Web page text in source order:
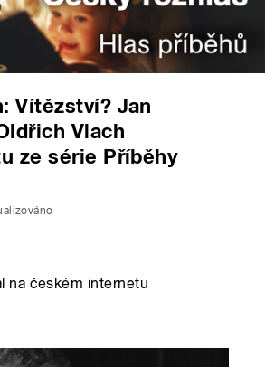
Vítězství? Jan
Vlach
ze série Příběhy
na českém internetu